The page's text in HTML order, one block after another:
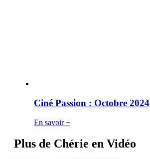
Ciné Passion : Octobre 2024
En savoir +
Plus de Chérie en Vidéo